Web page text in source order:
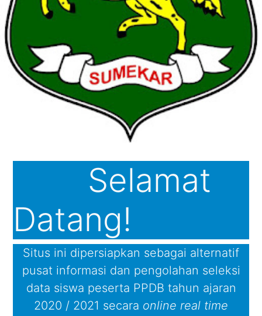
Selamat
Datang!
Situs ini dipersiapkan sebagai alternatif
pusat informasi dan pengolahan seleksi
data siswa peserta PPDB tahun ajaran
2020 / 2021 secara online real time